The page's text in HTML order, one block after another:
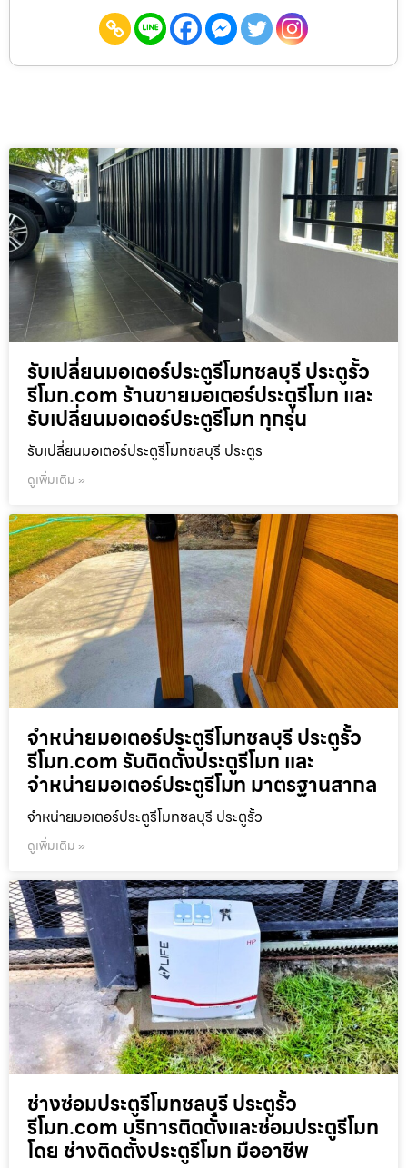
รับเปลี่ยนมอเตอร์ประตูรีโมทชลบุรี ประตูรั้ว
รีโมท.com ร้านขายมอเตอร์ประตูรีโมท และ
รับเปลี่ยนมอเตอร์ประตูรีโมท ทุกรุ่น
รับเปลี่ยนมอเตอร์ประตูรีโมทชลบุรี ประตูร
ดูเพิ่มเติม »
จำหน่ายมอเตอร์ประตูรีโมทชลบุรี ประตูรั้ว
รีโมท.com รับติดตั้งประตูรีโมท และ
จำหน่ายมอเตอร์ประตูรีโมท มาตรฐานสากล
จำหน่ายมอเตอร์ประตูรีโมทชลบุรี ประตูรั้ว
ดูเพิ่มเติม »
ช่างซ่อมประตูรีโมทชลบุรี ประตูรั้ว
รีโมท.com บริการติดตั้งและซ่อมประตูรีโมท
โดย ช่างติดตั้งประตูรีโมท มืออาชีพ